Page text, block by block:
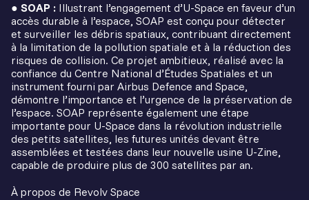
● SOAP : Illustrant l’engagement d’U-Space en faveur d’un
accès durable à l’espace, SOAP est conçu pour détecter
et surveiller les débris spatiaux, contribuant directement
à la limitation de la pollution spatiale et à la réduction des
risques de collision. Ce projet ambitieux, réalisé avec la
confiance du Centre National d’Études Spatiales et un
instrument fourni par Airbus Defence and Space,
démontre l’importance et l’urgence de la préservation de
l’espace. SOAP représente également une étape
importante pour U-Space dans la révolution industrielle
des petits satellites, les futures unités devant être
assemblées et testées dans leur nouvelle usine U-Zine,
capable de produire plus de 300 satellites par an.
À propos de Revolv Space